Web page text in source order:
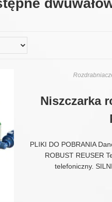
Niszczarka
PLIKI DO POBRANIA
ROBUST REUSER
telefoniczny.